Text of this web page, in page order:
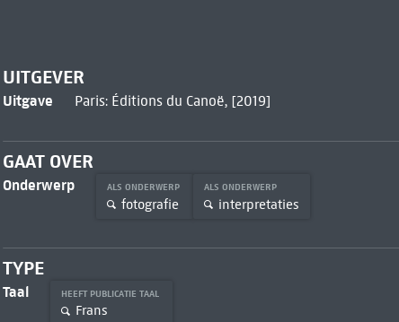
UITGEVER
Uitgave Paris: Éditions du Canoë, [2019]
GAAT OVER
Onderwerp ALS ONDERWERP
fotografie
ALS ONDERWERP
interpretaties
TYPE
Taal HEEFT PUBLICATIE TAAL
Frans